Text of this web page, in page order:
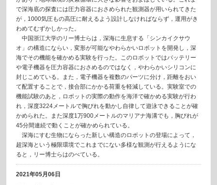
で深海底の探査には圧力容器におさめられた観測器が用いられてきた
が，1000気圧もの高圧に耐えるよう設計しなければならず，運用がき
わめてむずかしかった。
中国浙江大学のリー博士らは，深海に生息する「シンカイクサウ
オ」の構造にならい，変形が可能なやわらかいロボットを開発し，深
海でその機能を確かめる実験を行った。このロボットではバッテリー
や電子機器を圧力容器におさめるのではなく，やわらかいシリコンに
封じこめている。また，電子機器を複数のパーツに分け，距離をおい
て配置することで，接合部にかかる荷重を軽減している。実験室での
機能試験のあと，ロボットの実際の動作を海洋で確かめる実験が行わ
れ，深度3224メートルで胸びれを動かし自律して遊泳できることが確
かめられた。また深度1万900メートルのマリアナ海溝でも，胸びれが
45分間連続で動くことが確かめられている。
深海にすむ生物にならった新しい構造のロボットの登場によって，
超深海という極限環境でこれまでにない多様な観測が行えるようにな
ると，リー博士らはのべている。
2021年05月06日